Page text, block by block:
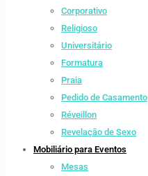
Corporativo
Religioso
Universitário
Formatura
Praia
Pedido de Casamento
Réveillon
Revelação de Sexo
Mobiliário para Eventos
Mesas